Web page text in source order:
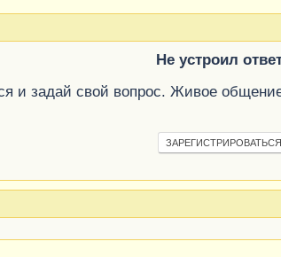
Не устроил
и задай свой вопрос. Живое
ЗАРЕГИСТРИРОВАТЬСЯ